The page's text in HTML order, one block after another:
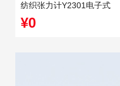
纺织张力计Y2301电子式
加弹机张力测试仪
¥0